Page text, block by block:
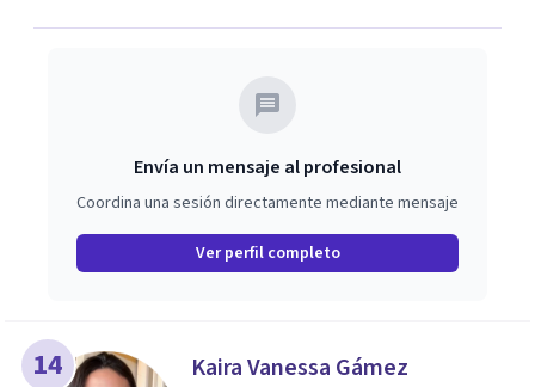
Envía un mensaje al profesional
Coordina una sesión directamente mediante mensaje
Ver perfil completo
14 Kaira Vanessa Gámez